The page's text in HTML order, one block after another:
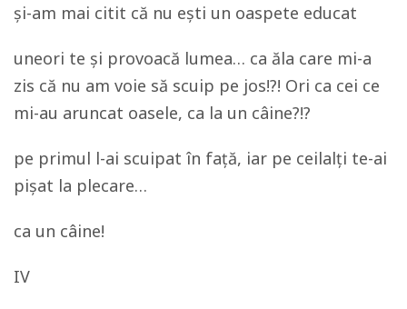
și-am mai citit că nu ești un oaspete educat
uneori te și provoacă lumea… ca ăla care mi-a
zis că nu am voie să scuip pe jos!?! Ori ca cei ce
mi-au aruncat oasele, ca la un câine?!?
pe primul l-ai scuipat în față, iar pe ceilalți te-ai
pișat la plecare…
ca un câine!
IV